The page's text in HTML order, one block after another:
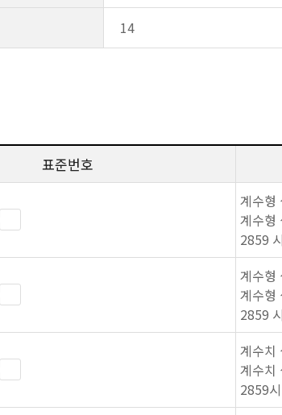
14
표준번호
계수형
계수형
2859
계수형
계수형
2859
계수치
계수치
2859